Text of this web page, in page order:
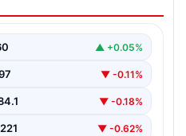
Çalışan Arasında▲ +0.05%
▼ -0.11%
▼ -0.18%
▼ -0.62%